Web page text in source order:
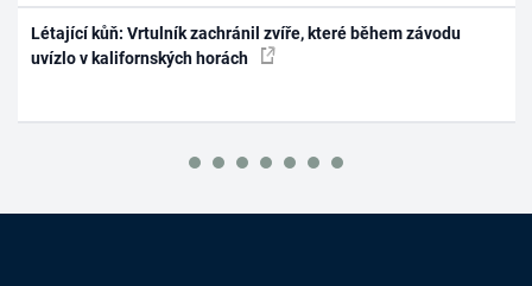
Létající kůň: Vrtulník zachránil zvíře, které během závodu
uvízlo v kalifornských horách